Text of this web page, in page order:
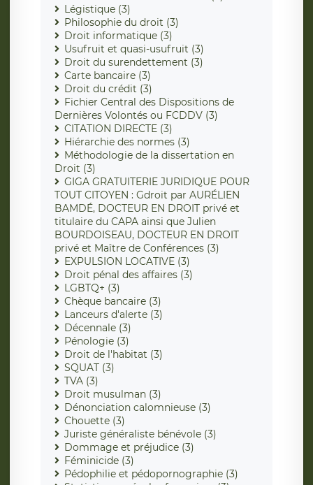
Légistique (3)
Philosophie du droit (3)
Droit informatique (3)
Usufruit et quasi-usufruit (3)
Droit du surendettement (3)
Carte bancaire (3)
Droit du crédit (3)
Fichier Central des Dispositions de
Dernières Volontés ou FCDDV (3)
CITATION DIRECTE (3)
Hiérarchie des normes (3)
Méthodologie de la dissertation en
Droit (3)
GIGA GRATUITERIE JURIDIQUE POUR
TOUT CITOYEN : Gdroit par AURÉLIEN
BAMDÉ, DOCTEUR EN DROIT privé et
titulaire du CAPA ainsi que Julien
BOURDOISEAU, DOCTEUR EN DROIT
privé et Maître de Conférences (3)
EXPULSION LOCATIVE (3)
Droit pénal des affaires (3)
LGBTQ+ (3)
Chèque bancaire (3)
Lanceurs d'alerte (3)
Décennale (3)
Pénologie (3)
Droit de l'habitat (3)
SQUAT (3)
TVA (3)
Droit musulman (3)
Dénonciation calomnieuse (3)
Chouette (3)
Juriste généraliste bénévole (3)
Dommage et préjudice (3)
Féminicide (3)
Pédophilie et pédopornographie (3)